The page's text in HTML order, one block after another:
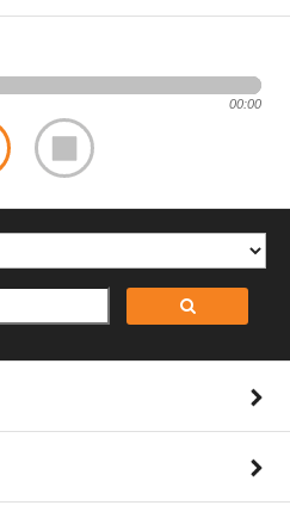
00:00